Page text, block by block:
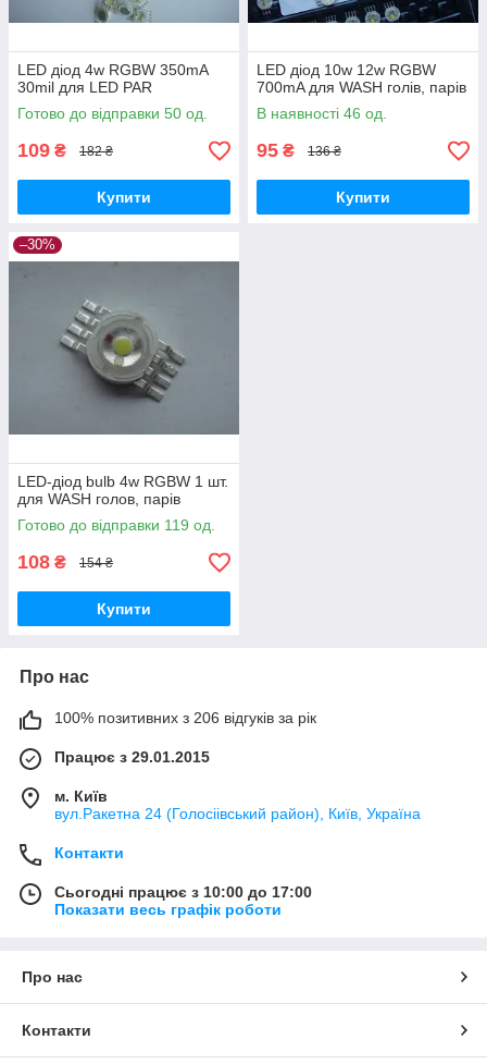
LED діод 4w RGBW 350mA
30mil для LED PAR
Готово до відправки 50 од.
109 ₴ 182 ₴
Купити
LED діод 10w 12w RGBW
700mA для WASH голів, парів
В наявності 46 од.
95 ₴ 136 ₴
Купити
–30%
LED-діод bulb 4w RGBW 1 шт.
для WASH голов, парів
Готово до відправки 119 од.
108 ₴ 154 ₴
Купити
Про нас
100% позитивних з 206 відгуків за рік
Працює з 29.01.2015
м. Київ
вул.Ракетна 24 (Голосіівський район), Київ, Україна
Контакти
Сьогодні працює з 10:00 до 17:00
Показати весь графік роботи
Про нас
Контакти